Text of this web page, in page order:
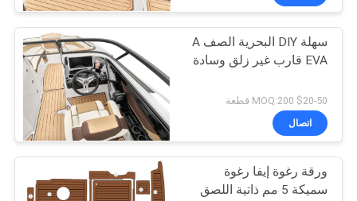
معلومات
جولة
في
المعمل
صفائح رغوة إيفا
18
18
سهلة DIY البحرية الصف A
EVA قارب غير زلق وسادة
$20-50 MOQ:200 قطعة
اتصال
ورقة رغوة إيفا رغوة
سميكة 5 مم ذاتية اللصق